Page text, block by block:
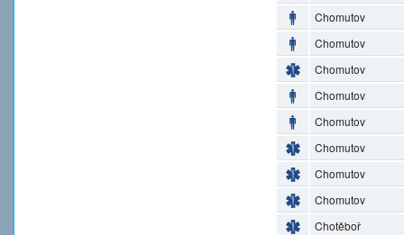
Chomutov
Chomutov
Chomutov
Chomutov
Chomutov
Chomutov
Chomutov
Chomutov
Chotěboř